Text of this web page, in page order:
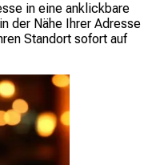
in eine anklickbare
der Nähe Ihrer Adresse
Standort sofort auf